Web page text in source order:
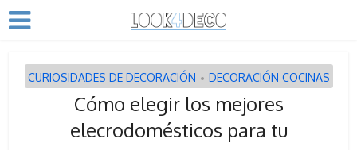
CURIOSIDADES DE DECORACIÓN • DECORACIÓN COCINAS
Cómo elegir los mejores
elecrodomésticos para tu